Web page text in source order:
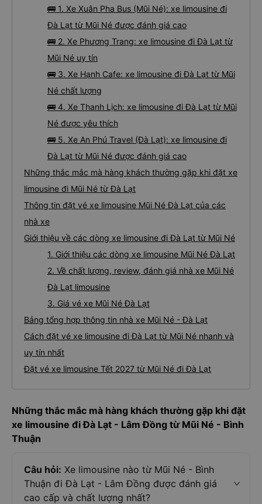
🚌 1. Xe Xuân Pha Bus (Mũi Né): xe limousine đi
Đà Lạt từ Mũi Né được đánh giá cao
🚌 2. Xe Phương Trang: xe limousine đi Đà Lạt từ
Mũi Né uy tín
🚌 3. Xe Hạnh Cafe: xe limousine đi Đà Lạt từ Mũi
Né chất lượng
🚌 4. Xe Thanh Lịch: xe limousine đi Đà Lạt từ Mũi
Né được yêu thích
🚌 5. Xe An Phú Travel (Đà Lạt): xe limousine đi
Đà Lạt từ Mũi Né được đánh giá cao
Những thắc mắc mà hàng khách thường gặp khi đặt xe
limousine đi Mũi Né từ Đà Lạt
Thông tin đặt vé xe limousine Mũi Né Đà Lạt của các
nhà xe
Giới thiệu về các dòng xe limousine đi Đà Lạt từ Mũi Né
1. Giới thiệu các dòng xe limousine Mũi Né Đà Lạt
2. Về chất lượng, review, đánh giá nhà xe Mũi Né
Đà Lạt limousine
3. Giá vé xe Mũi Né Đà Lạt
Bảng tổng hợp thông tin nhà xe Mũi Né - Đà Lạt
Cách đặt vé xe limousine đi Đà Lạt từ Mũi Né nhanh và
uy tín nhất
Đặt vé xe limousine Tết 2027 từ Mũi Né đi Đà Lạt
Những thắc mắc mà hàng khách thường gặp khi đặt
xe limousine đi Đà Lạt - Lâm Đồng từ Mũi Né - Bình
Thuận
Câu hỏi: Xe limousine nào từ Mũi Né - Bình
Thuận đi Đà Lạt - Lâm Đồng được đánh giá
cao cấp và chất lượng nhất?